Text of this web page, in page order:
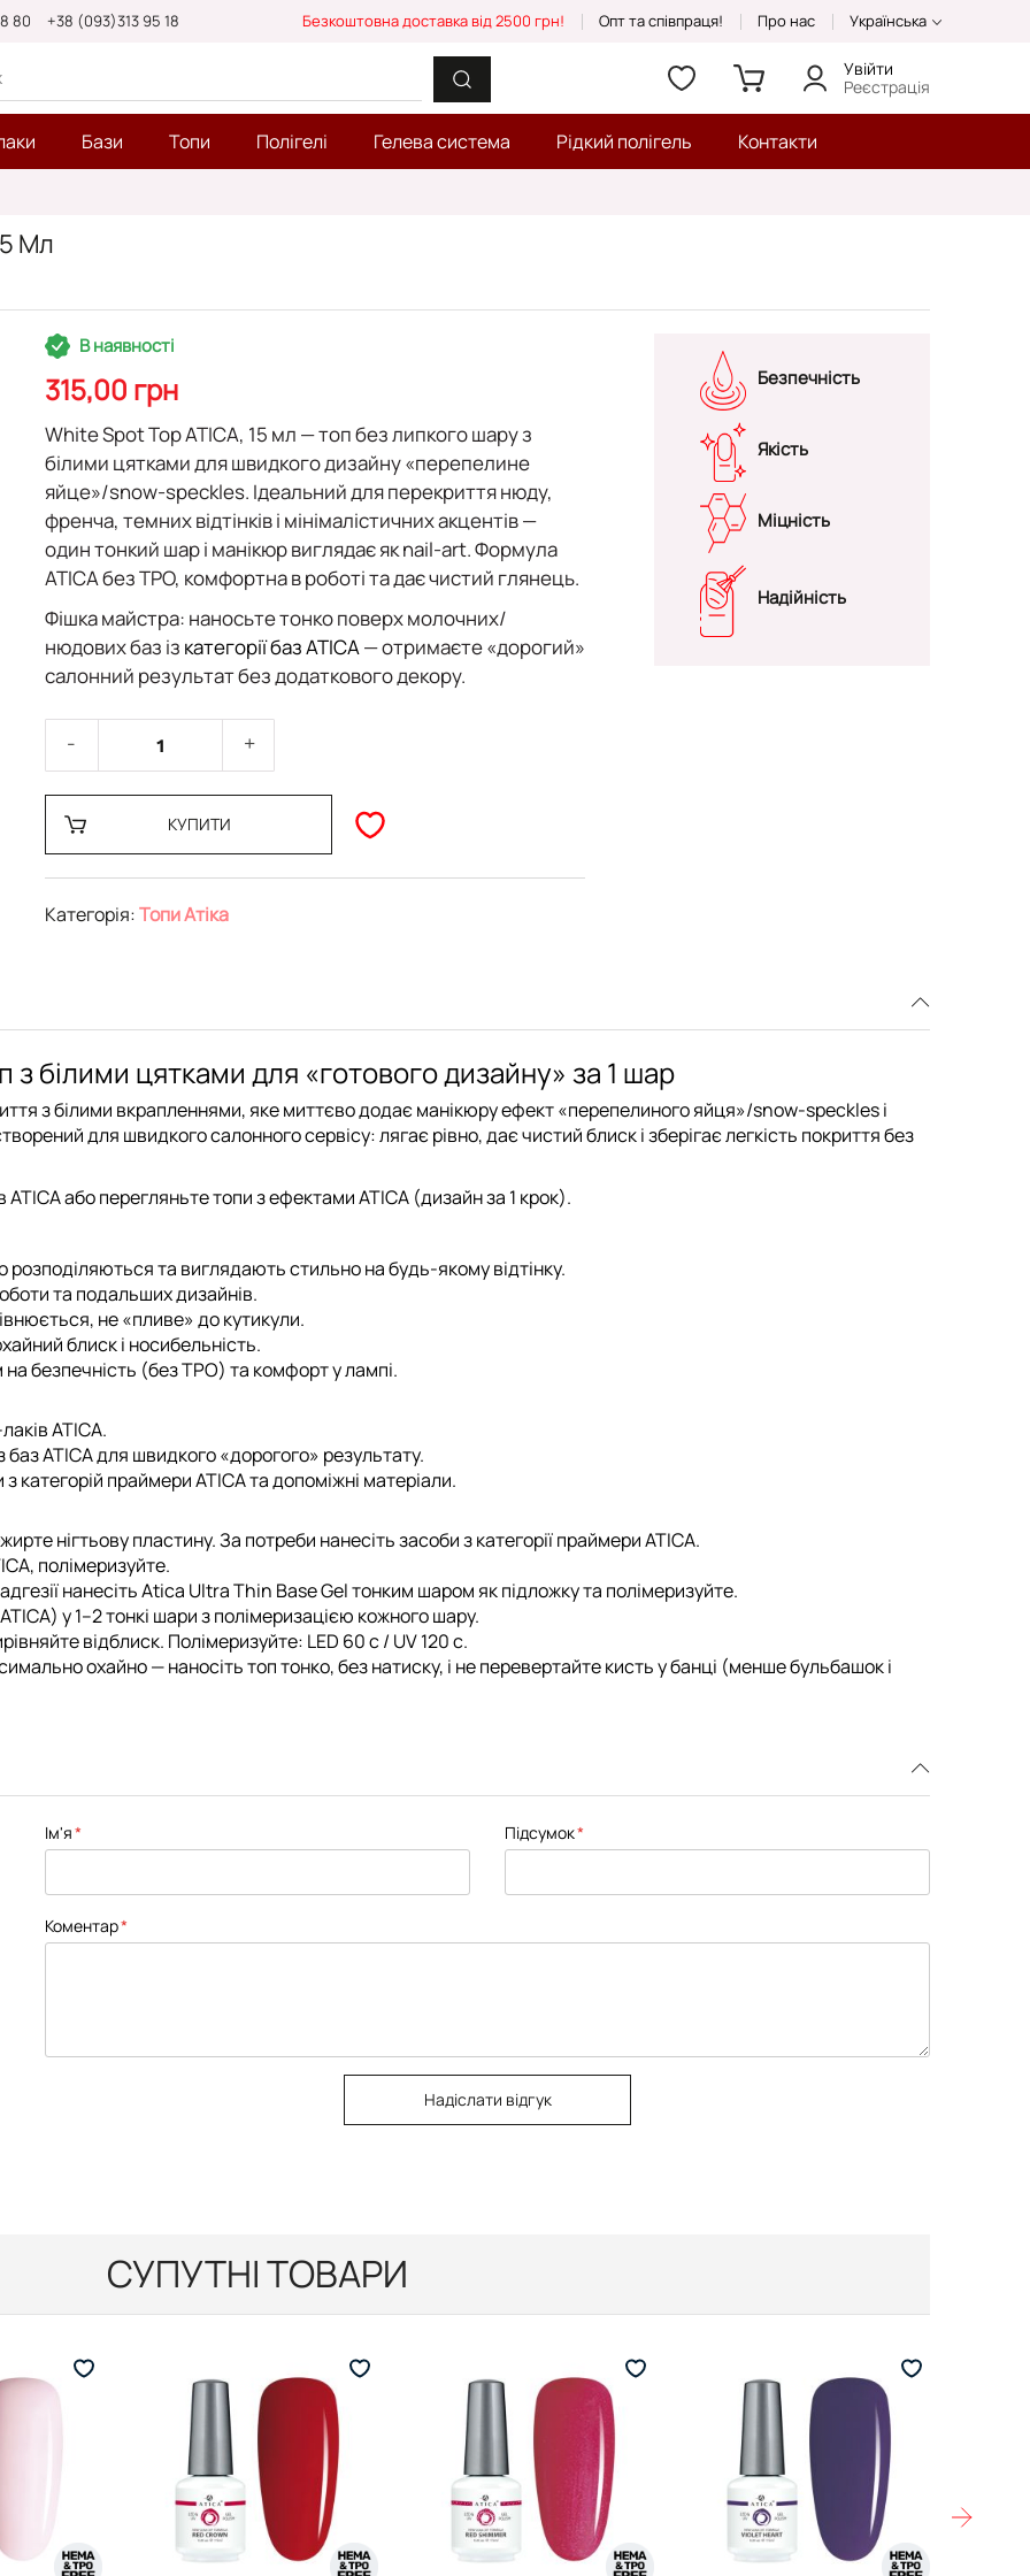
80 +38 (093)313 95 18 Безкоштовна доставка від 2500 грн! Опт та співпраця! Про нас Українська
Увійти
Реєстрація
Бази Топи Полігелі Гелева система Рідкий полігель Контакти
Мл
В наявності
315,00 грн
White Spot Top ATICA, 15 мл — топ без липкого шару з
білими цятками для швидкого дизайну «перепелине
яйце»/snow-speckles. Ідеальний для перекриття нюду,
френча, темних відтінків і мінімалістичних акцентів —
один тонкий шар і манікюр виглядає як nail-art. Формула
ATICAбез TPO, комфортна в роботі та дає чистий глянець.
Фішка майстра: наносьте тонко поверх молочних/
нюдових баз із категорії баз ATICA— отримаєте «дорогий»
салонний результат без додаткового декору.
КУПИТИ
Категорія:Топи Атіка
Безпечність
Якість
Міцність
Надійність
білими цятками для «готового дизайну» за 1 шар
з білими вкрапленнями, яке миттєво додає манікюру ефект «перепелиного яйця»/snow-speckles і
для швидкого салонного сервісу: лягає рівно, дає чистий блиск і зберігає легкість покриття без
ATICAабо перегляньтетопи з ефектами ATICA (дизайн за 1 крок).
розподіляються та виглядають стильно на будь-якому відтінку.
та подальших дизайнів.
не «пливе» до кутикули.
блиск і носибельність.
безпечність (без TPO) та комфорт у лампі.
ATICA.
баз ATICAдля швидкого «дорогого» результату.
категорій праймери ATICAтадопоміжні матеріали.
нігтьову пластину. За потреби нанесіть засоби з категоріїпраймери ATICA.
, полімеризуйте.
нанесітьAtica Ultra Thin Base Gelтонким шаром як підложку та полімеризуйте.
) у 1–2 тонкі шари з полімеризацією кожного шару.
відблиск. Полімеризуйте: LED 60 c / UV 120 c.
охайно — наносіть топ тонко, без натиску, і не перевертайте кисть у банці (менше бульбашок і
Ім'я Підсумок
Коментар
Надіслати відгук
СУПУТНІ ТОВАРИ